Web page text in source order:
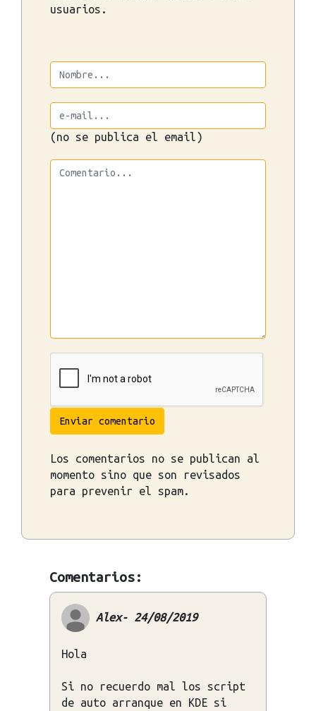
usuarios.
(no se publica el email)
Enviar comentario
Los comentarios no se publican al
momento sino que son revisados
para prevenir el spam.
Comentarios:
Alex- 24/08/2019
Hola
Si no recuerdo mal los script
de auto arranque en KDE si